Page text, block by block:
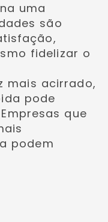
uma
são
fidelizar o
mais acirrado,
pode
que
podem